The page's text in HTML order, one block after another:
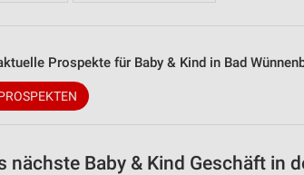
Prospekte für Baby & Kind in Bad
nächste Baby & Kind Geschäft in